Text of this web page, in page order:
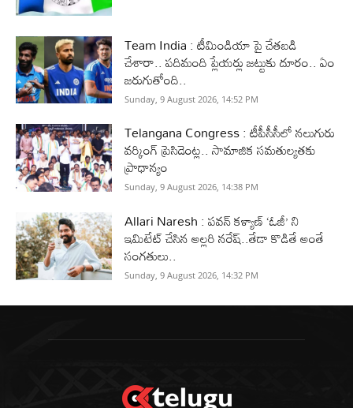
Team India : టీమిండియా పై చేతబడి
చేశారా.. పదిమంది ప్లేయర్లు జట్టుకు దూరం.. ఏం
జరుగుతోంది..
Sunday, 9 August 2026, 14:52 PM
Telangana Congress : టీపీసీసీలో నలుగురు
వర్కింగ్‌ ప్రెసిడెంట్ల.. సామాజిక సమతుల్యతకు
ప్రాధాన్యం
Sunday, 9 August 2026, 14:38 PM
Allari Naresh : పవన్ కళ్యాణ్ ‘ఓజీ’ ని
ఇమిటేట్ చేసిన అల్లరి నరేష్..తేడా కొడితే అంతే
సంగతులు..
Sunday, 9 August 2026, 14:32 PM